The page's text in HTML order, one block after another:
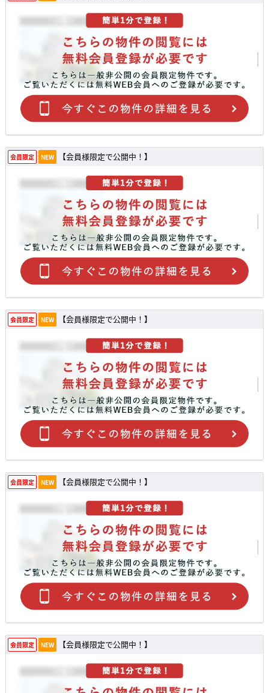
会員限定 NEW 【会員様限定で公開中！】
会員限定 NEW 【会員様限定で公開中！】
会員限定 NEW 【会員様限定で公開中！】
会員限定 NEW 【会員様限定で公開中！】